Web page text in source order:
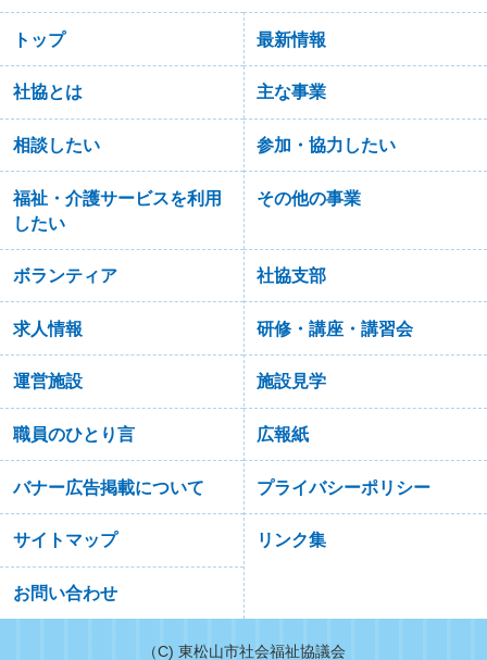
トップ 最新情報
社協とは 主な事業
相談したい 参加・協力したい
福祉・介護サービスを利用
したい
その他の事業
ボランティア 社協支部
求人情報 研修・講座・講習会
運営施設 施設見学
職員のひとり言 広報紙
バナー広告掲載について プライバシーポリシー
サイトマップ リンク集
お問い合わせ
（C) 東松山市社会福祉協議会